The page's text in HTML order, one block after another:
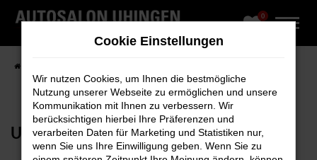
Zum
0
UNSER FAHRZEUGBESTAND
Cookie Einstellungen
Wir nutzen Cookies, um Ihnen die bestmögliche
Nutzung unserer Webseite zu ermöglichen und unsere
Kommunikation mit Ihnen zu verbessern. Wir
berücksichtigen hierbei Ihre Präferenzen und
verarbeiten Daten für Marketing und Statistiken nur,
wenn Sie uns Ihre Einwilligung geben. Wenn Sie zu